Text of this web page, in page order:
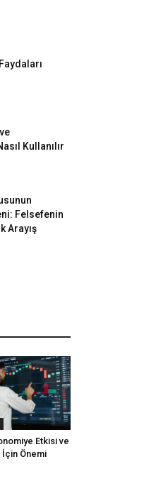
Kullanılır
Felsefenin
Arayış
Etkisi ve
Önemi